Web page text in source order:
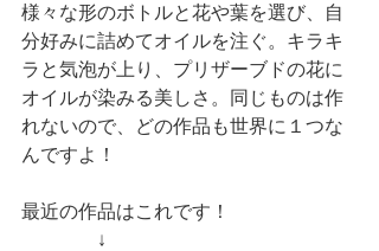
様々な形のボトルと花や葉を選び、自
分好みに詰めてオイルを注ぐ。キラキ
ラと気泡が上り、プリザーブドの花に
オイルが染みる美しさ。同じものは作
れないので、どの作品も世界に１つな
んですよ！
最近の作品はこれです！
↓